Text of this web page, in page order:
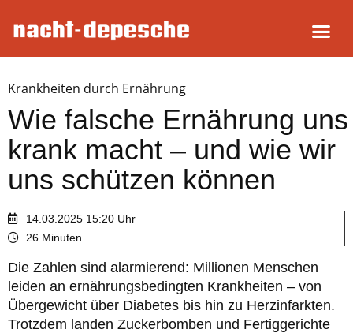
Krankheiten durch Ernährung
Wie falsche Ernährung uns
krank macht – und wie wir
uns schützen können
14.03.2025 15:20 Uhr
26 Minuten
Die Zahlen sind alarmierend: Millionen Menschen
leiden an ernährungsbedingten Krankheiten – von
Übergewicht über Diabetes bis hin zu Herzinfarkten.
Trotzdem landen Zuckerbomben und Fertiggerichte